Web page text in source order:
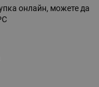
онлайн, можете да